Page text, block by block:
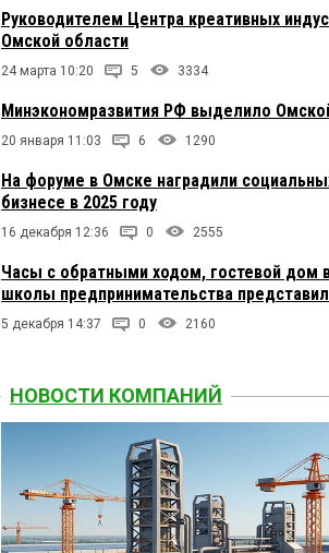
Руководителем Центра креативных
Омской области
24 марта 10:20 5 3334
Минэкономразвития РФ выделило
20 января 11:03 6 1290
На форуме в Омске наградили
бизнесе в 2025 году
16 декабря 12:36 0 2555
Часы с обратными ходом, гостевой дом
школы предпринимательства
5 декабря 14:37 0 2160
НОВОСТИ КОМПАНИЙ